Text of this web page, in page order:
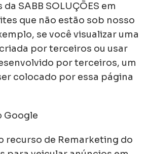
SABB SOLUÇÕES em
que não estão sob nosso
se você visualizar uma
por terceiros ou usar
por terceiros, um
colocado por essa página
Google
recurso de Remarketing do